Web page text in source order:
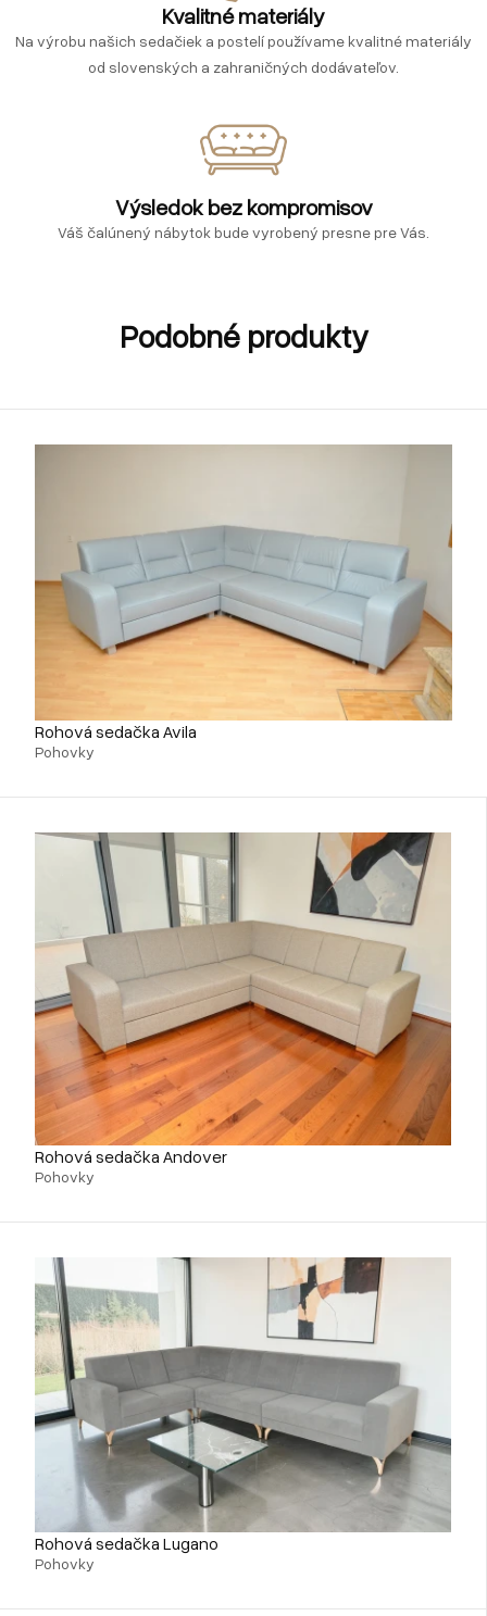
Kvalitné materiály
Na výrobu našich sedačiek a postelí používame kvalitné materiály
od slovenských a zahraničných dodávateľov.
Výsledok bez kompromisov
Váš čalúnený nábytok bude vyrobený presne pre Vás.
Podobné produkty
Rohová sedačka Avila
Pohovky
Rohová sedačka Andover
Pohovky
Rohová sedačka Lugano
Pohovky